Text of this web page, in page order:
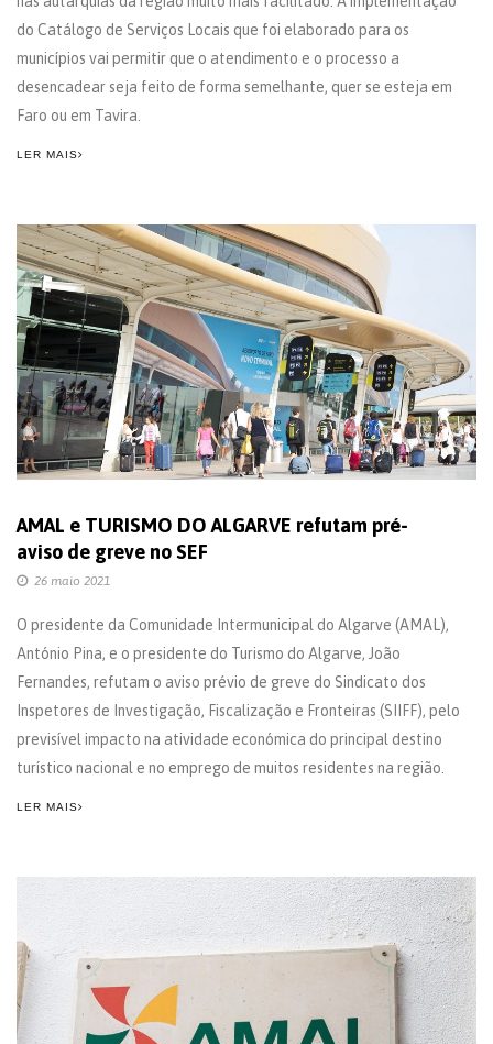
do Catálogo de Serviços Locais que foi elaborado para os
municípios vai permitir que o atendimento e o processo a
desencadear seja feito de forma semelhante, quer se esteja em
Faro ou em Tavira.
LER MAIS
AMAL e TURISMO DO ALGARVE refutam pré-
aviso de greve no SEF
26 maio 2021
O presidente da Comunidade Intermunicipal do Algarve (AMAL),
António Pina, e o presidente do Turismo do Algarve, João
Fernandes, refutam o aviso prévio de greve do Sindicato dos
Inspetores de Investigação, Fiscalização e Fronteiras (SIIFF), pelo
previsível impacto na atividade económica do principal destino
turístico nacional e no emprego de muitos residentes na região.
LER MAIS